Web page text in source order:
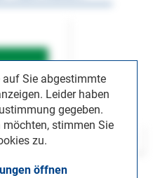
auf Sie abgestimmte
Leider haben
gegeben.
möchten, stimmen Sie
zu.
öffnen